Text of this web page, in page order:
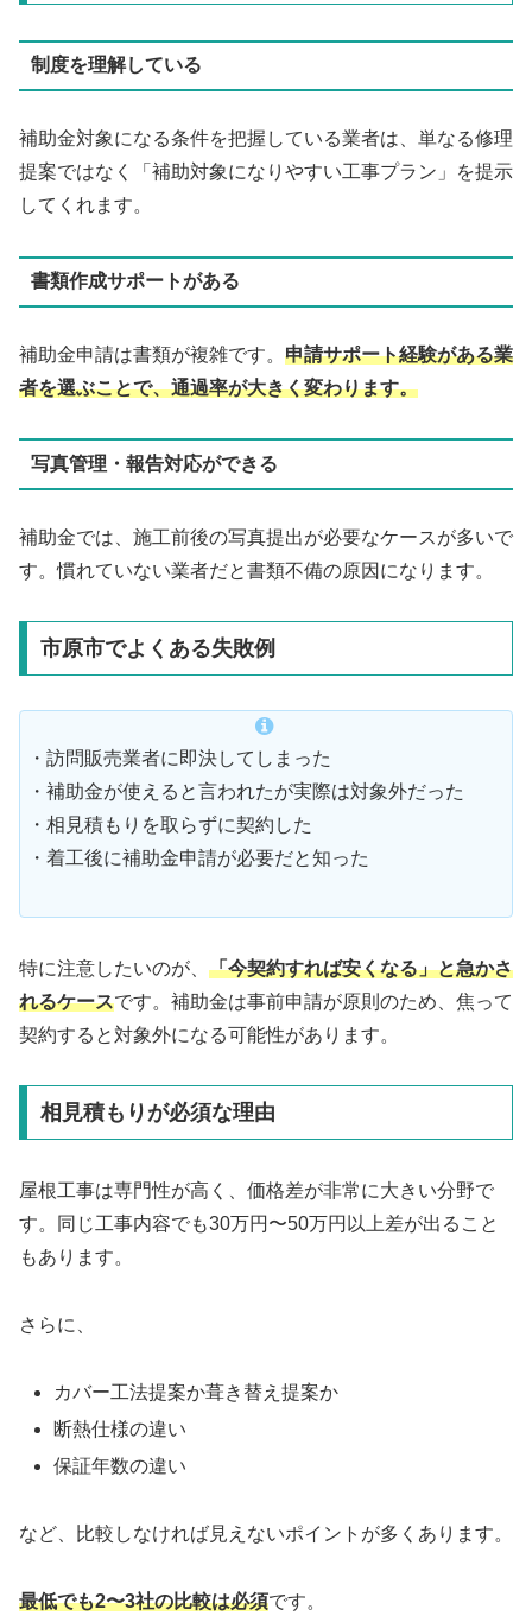
制度を理解している
補助金対象になる条件を把握している業者は、単なる修理
提案ではなく「補助対象になりやすい工事プラン」を提示
してくれます。
書類作成サポートがある
補助金申請は書類が複雑です。 申請サポート経験がある業
者を選ぶことで、通過率が大きく変わります。
写真管理・報告対応ができる
補助金では、施工前後の写真提出が必要なケースが多いで
す。慣れていない業者だと書類不備の原因になります。
市原市でよくある失敗例
・訪問販売業者に即決してしまった
・補助金が使えると言われたが実際は対象外だった
・相見積もりを取らずに契約した
・着工後に補助金申請が必要だと知った
特に注意したいのが、 「今契約すれば安くなる」と急かさ
れるケースです。補助金は事前申請が原則のため、焦って
契約すると対象外になる可能性があります。
相見積もりが必須な理由
屋根工事は専門性が高く、価格差が非常に大きい分野で
す。同じ工事内容でも30万円〜50万円以上差が出ること
もあります。
さらに、
カバー工法提案か葺き替え提案か
断熱仕様の違い
保証年数の違い
など、比較しなければ見えないポイントが多くあります。
最低でも2〜3社の比較は必須です。